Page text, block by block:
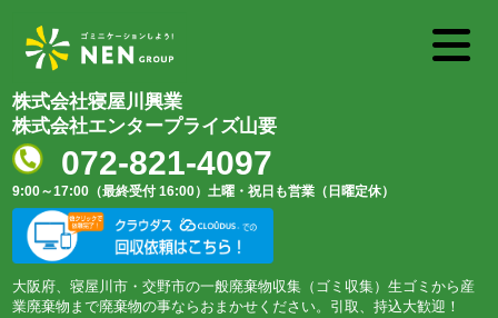
株式会社寝屋川興業
株式会社エンタープライズ山要
072-821-4097
9:00～17:00（最終受付 16:00） 土曜・祝日も営業（日曜定休）
大阪府、寝屋川市・交野市の一般廃棄物収集（ゴミ収集）生ゴミから産
業廃棄物まで廃棄物の事ならおまかせください。引取、持込大歓迎！